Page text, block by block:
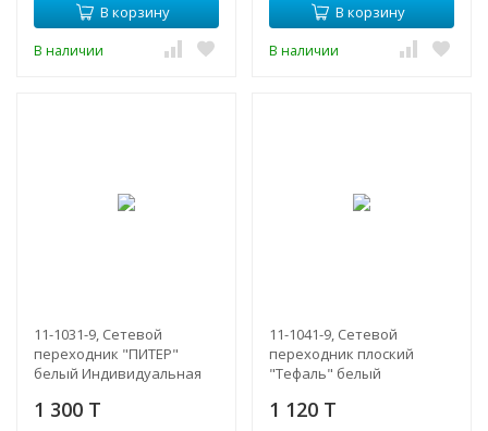
В корзину
В наличии
В корзину
В наличии
11-1031-9, Сетевой
переходник "ПИТЕР"
белый Индивидуальная
1 300 T
11-1041-9, Сетевой
переходник плоский
"Тефаль" белый
упаковка1 шт
1 120 T